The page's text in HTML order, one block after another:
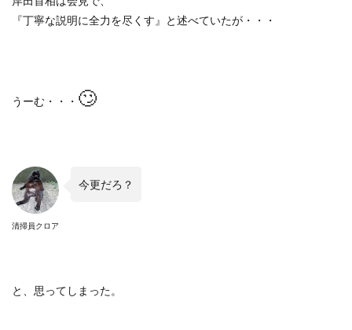
『丁寧な説明に全力を尽くす』と述べていたが・・・
うーむ・・・ 🙄
清掃員クロア
今更だろ？
と、思ってしまった。